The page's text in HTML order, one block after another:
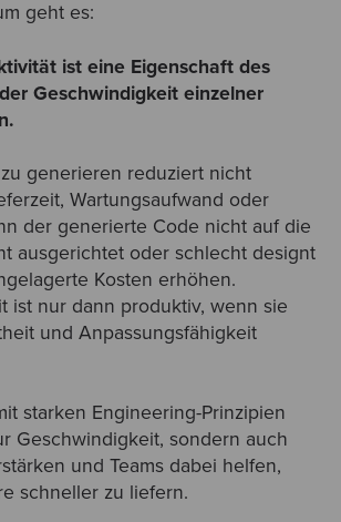
geht es:
ist eine Eigenschaft des
Geschwindigkeit einzelner
generieren reduziert nicht
Wartungsaufwand oder
der generierte Code nicht auf die
ausgerichtet oder schlecht designt
Kosten erhöhen.
ist nur dann produktiv, wenn sie
und Anpassungsfähigkeit
starken Engineering-Prinzipien
Geschwindigkeit, sondern auch
und Teams dabei helfen,
schneller zu liefern.